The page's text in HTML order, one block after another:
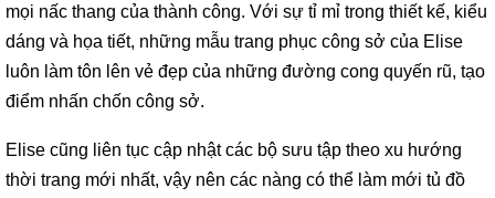
mọi nấc thang của thành công. Với sự tỉ mỉ trong thiết kế, kiểu
dáng và họa tiết, những mẫu trang phục công sở của Elise
luôn làm tôn lên vẻ đẹp của những đường cong quyến rũ, tạo
điểm nhấn chốn công sở.
Elise cũng liên tục cập nhật các bộ sưu tập theo xu hướng
thời trang mới nhất, vậy nên các nàng có thể làm mới tủ đồ